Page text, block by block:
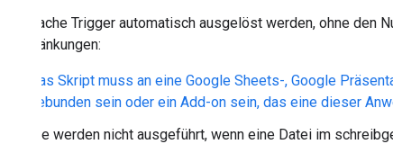
Da einfache Trigger automatisch ausgelöst werden, ohne
Einschränkungen:
Das Skript muss an eine Google Sheets-, Google
gebunden sein oder ein Add-on sein, das eine dieser
Sie werden nicht ausgeführt, wenn eine Datei im